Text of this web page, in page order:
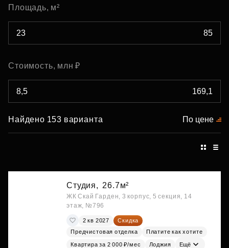
Площадь, м²
Стоимость, млн ₽
Найдено 153 варианта По цене
Студия, 26.7м²
ЖК Скай Гарден, 3 корпус, 5 секция, 14
этаж, №796
2 кв 2027
Скидка
Предчистовая отделка
Платите как хотите
Квартира за 2 000 ₽/мес Лоджия Ещё